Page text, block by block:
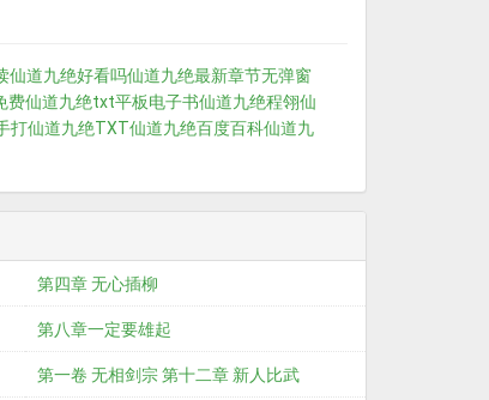
仙道九绝好看吗仙道九绝最新章节无弹窗
费仙道九绝txt平板电子书仙道九绝程翎仙
打仙道九绝TXT仙道九绝百度百科仙道九
第四章 无心插柳
第八章一定要雄起
第一卷 无相剑宗 第十二章 新人比武